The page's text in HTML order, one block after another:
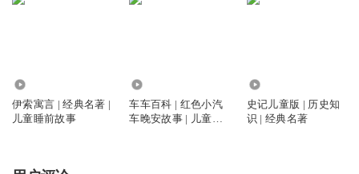
伊索寓言 | 经典名著 |
儿童睡前故事
车车百科 | 红色小汽
车晚安故事 | 儿童睡
史记儿童版 | 历史知
识 | 经典名著